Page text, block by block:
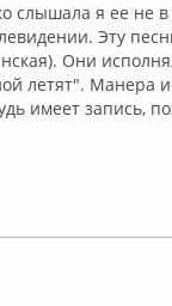
слышала я ее не
Эту
Они
летят". Манера
имеет запись,